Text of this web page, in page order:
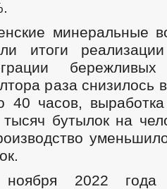
минеральные
итоги
раза снизилось
40 часов,
бутылок на
ноября 2022